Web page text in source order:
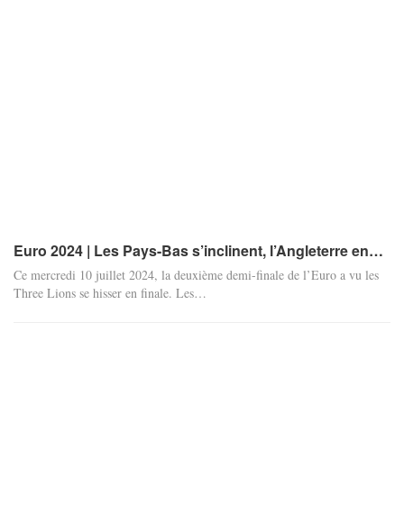
Euro 2024 | Les Pays-Bas s’inclinent, l’Angleterre en…
Ce mercredi 10 juillet 2024, la deuxième demi-finale de l’Euro a vu les
Three Lions se hisser en finale. Les…